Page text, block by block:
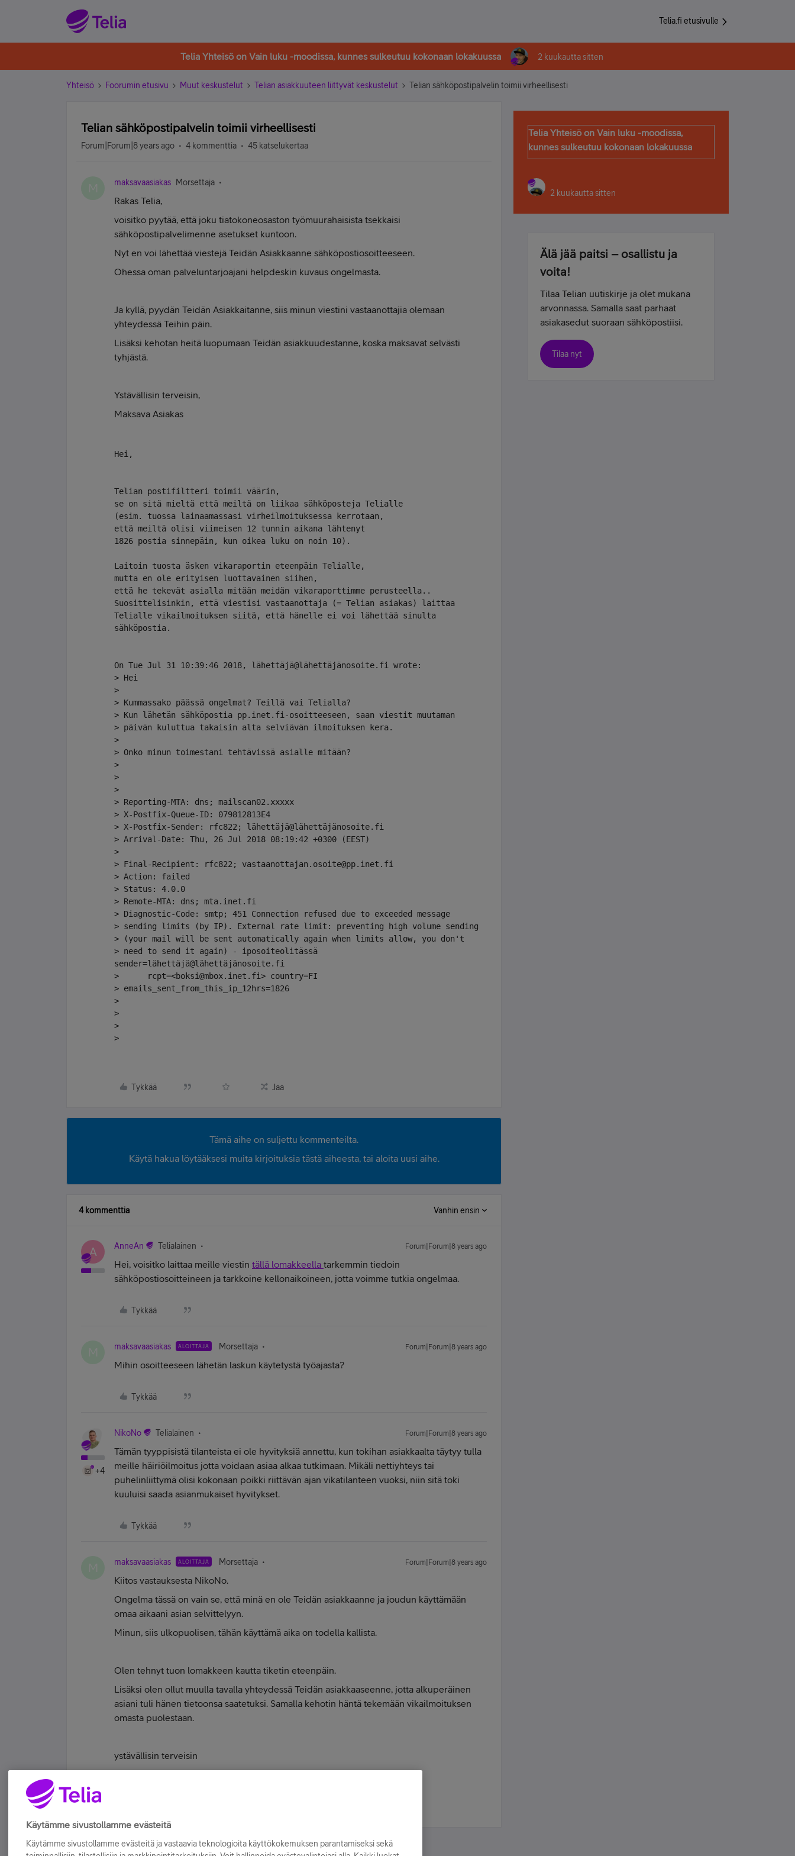
Telia.fi etusivulle
Telia Yhteisö on Vain luku -moodissa, kunnes sulkeutuu kokonaan lokakuussa 2 kuukautta sitten
Yhteisö Foorumin etusivu Muut keskustelut Telian asiakkuuteen liittyvät keskustelut Telian sähköpostipalvelin toimii virheellisesti
Telian sähköpostipalvelin toimii virheellisesti
Forum|Forum|8 years ago 4 kommenttia 45 katselukertaa
maksavaasiakas Morsettaja
Rakas Telia,
voisitko pyytää, että joku tiatokoneosaston työmuurahaisista tsekkaisi
sähköpostipalvelimenne asetukset kuntoon.
Nyt en voi lähettää viestejä Teidän Asiakkaanne sähköpostiosoitteeseen.
Ohessa oman palveluntarjoajani helpdeskin kuvaus ongelmasta.
Ja kyllä, pyydän Teidän Asiakkaitanne, siis minun viestini vastaanottajia olemaan
yhteydessä Teihin päin.
Lisäksi kehotan heitä luopumaan Teidän asiakkuudestanne, koska maksavat selvästi
tyhjästä.
Ystävällisin terveisin,
Maksava Asiakas
Hei,
Telian postifiltteri toimii väärin,
se on sitä mieltä että meiltä on liikaa sähköposteja Telialle
(esim. tuossa lainaamassasi virheilmoituksessa kerrotaan,
että meiltä olisi viimeisen 12 tunnin aikana lähtenyt
1826 postia sinnepäin, kun oikea luku on noin 10).
Laitoin tuosta äsken vikaraportin eteenpäin Telialle,
mutta en ole erityisen luottavainen siihen,
että he tekevät asialla mitään meidän vikaraporttimme perusteella..
Suosittelisinkin, että viestisi vastaanottaja (= Telian asiakas) laittaa
Telialle vikailmoituksen siitä, että hänelle ei voi lähettää sinulta
sähköpostia.
On Tue Jul 31 10:39:46 2018, lähettäjä@lähettäjänosoite.fi wrote:
> Hei
>
> Kummassako päässä ongelmat? Teillä vai Telialla?
> Kun lähetän sähköpostia pp.inet.fi-osoitteeseen, saan viestit muutaman
> päivän kuluttua takaisin alta selviävän ilmoituksen kera.
>
> Onko minun toimestani tehtävissä asialle mitään?
>
>
>
> Reporting-MTA: dns; mailscan02.xxxxx
> X-Postfix-Queue-ID: 079812813E4
> X-Postfix-Sender: rfc822; lähettäjä@lähettäjänosoite.fi
> Arrival-Date: Thu, 26 Jul 2018 08:19:42 +0300 (EEST)
>
> Final-Recipient: rfc822; vastaanottajan.osoite@pp.inet.fi
> Action: failed
> Status: 4.0.0
> Remote-MTA: dns; mta.inet.fi
> Diagnostic-Code: smtp; 451 Connection refused due to exceeded message
> sending limits (by IP). External rate limit: preventing high volume sending
> (your mail will be sent automatically again when limits allow, you don't
> need to send it again) - iposoiteolitässä
sender=lähettäjä@lähettäjänosoite.fi
>      rcpt=<boksi@mbox.inet.fi> country=FI
> emails_sent_from_this_ip_12hrs=1826
>
>
>
>
Tykkää Jaa
Tämä aihe on suljettu kommenteilta.
Käytä hakua löytääksesi muita kirjoituksia tästä aiheesta, tai aloita uusi aihe.
4 kommenttia Vanhin ensin
A AnneAn Telialainen Forum|Forum|8 years ago
Hei, voisitko laittaa meille viestin tällä lomakkeella tarkemmin tiedoin
sähköpostiosoitteineen ja tarkkoine kellonaikoineen, jotta voimme tutkia ongelmaa.
Tykkää
maksavaasiakas ALOITTAJA Morsettaja Forum|Forum|8 years ago
Mihin osoitteeseen lähetän laskun käytetystä työajasta?
Tykkää
+4
NikoNo Telialainen Forum|Forum|8 years ago
Tämän tyyppisistä tilanteista ei ole hyvityksiä annettu, kun tokihan asiakkaalta täytyy tulla
meille häiriöilmoitus jotta voidaan asiaa alkaa tutkimaan. Mikäli nettiyhteys tai
puhelinliittymä olisi kokonaan poikki riittävän ajan vikatilanteen vuoksi, niin sitä toki
kuuluisi saada asianmukaiset hyvitykset.
Tykkää
maksavaasiakas ALOITTAJA Morsettaja Forum|Forum|8 years ago
Kiitos vastauksesta NikoNo.
Ongelma tässä on vain se, että minä en ole Teidän asiakkaanne ja joudun käyttämään
omaa aikaani asian selvittelyyn.
Minun, siis ulkopuolisen, tähän käyttämä aika on todella kallista.
Olen tehnyt tuon lomakkeen kautta tiketin eteenpäin.
Lisäksi olen ollut muulla tavalla yhteydessä Teidän asiakkaaseenne, jotta alkuperäinen
asiani tuli hänen tietoonsa saatetuksi. Samalla kehotin häntä tekemään vikailmoituksen
omasta puolestaan.
ystävällisin terveisin
Telia Yhteisö on Vain luku -moodissa,
kunnes sulkeutuu kokonaan lokakuussa
2 kuukautta sitten
Älä jää paitsi – osallistu ja
voita!
Tilaa Telian uutiskirje ja olet mukana
arvonnassa. Samalla saat parhaat
asiakasedut suoraan sähköpostiisi.
Tilaa nyt
Käytämme sivustollamme evästeitä
Käytämme sivustollamme evästeitä ja vastaavia teknologioita käyttökokemuksen parantamiseksi sekä